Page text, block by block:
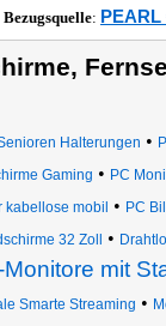
Bezugsquelle: PEARL
Halterungen •
Gaming • PC
kabellose mobil • PC
32 Zoll •
mit
Smarte Streaming •